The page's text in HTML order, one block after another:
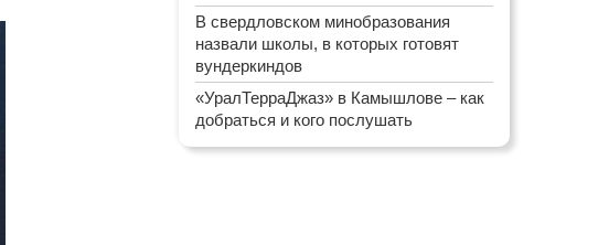
В свердловском минобразования
назвали школы, в которых готовят
вундеркиндов
«УралТерраДжаз» в Камышлове – как
добраться и кого послушать